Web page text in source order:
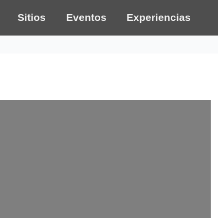
Sitios Eventos Experiencias